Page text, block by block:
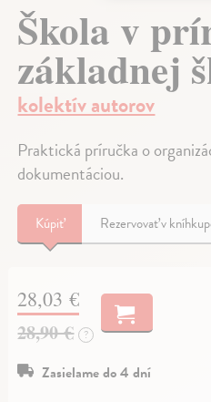
Škola v
základnej
kolektív autorov
Praktická príručka o
dokumentáciou.
Kúpiť Rezervovať v
28,03 €
28,90 €
?
Zasielame do 4 dní